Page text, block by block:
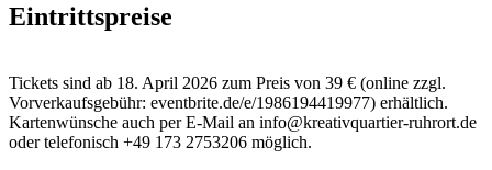
Eintrittspreise
Tickets sind ab 18. April 2026 zum Preis von 39 € (online zzgl.
Vorverkaufsgebühr: eventbrite.de/e/1986194419977) erhältlich.
Kartenwünsche auch per E-Mail an info@kreativquartier-ruhrort.de
oder telefonisch +49 173 2753206 möglich.